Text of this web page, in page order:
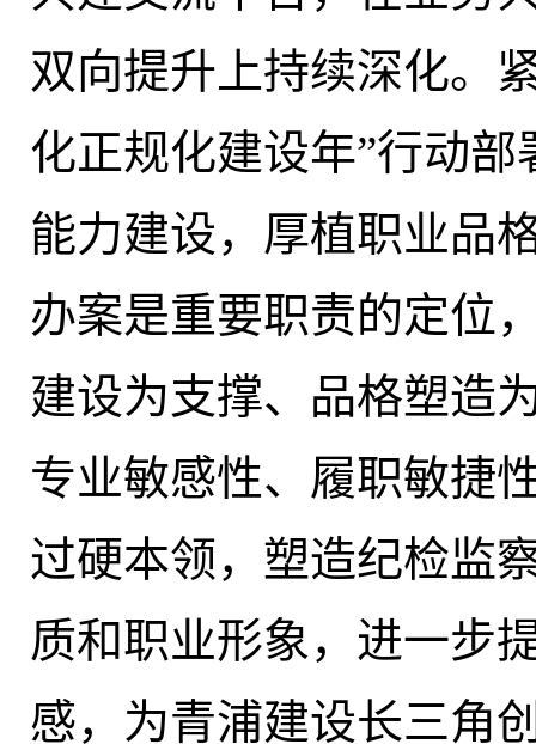
双向提升上持续深化。
化正规化建设年”行动
能力建设，厚植职业品
办案是重要职责的定位
建设为支撑、品格塑造
专业敏感性、履职敏捷
过硬本领，塑造纪检监
质和职业形象，进一步
感，为青浦建设长三角